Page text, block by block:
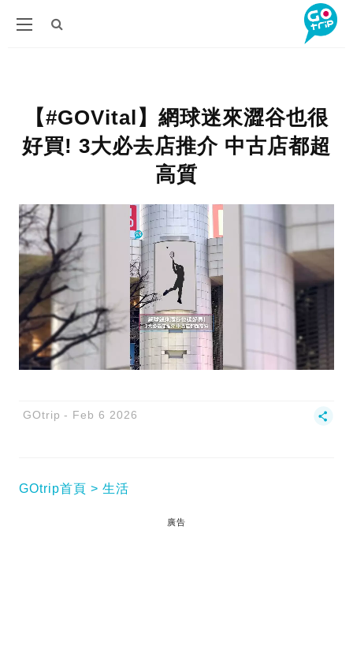
【#GOVital】網球迷來澀谷也很
好買! 3大必去店推介 中古店都超
高質
GOtrip Feb 6 2026
GOtrip首頁 生活
廣告